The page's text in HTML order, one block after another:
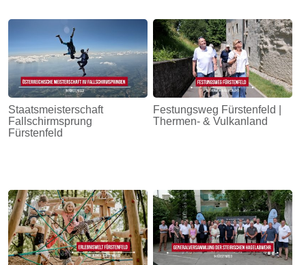
Staatsmeisterschaft
Fallschirmsprung
Fürstenfeld
Festungsweg Fürstenfeld |
Thermen- & Vulkanland